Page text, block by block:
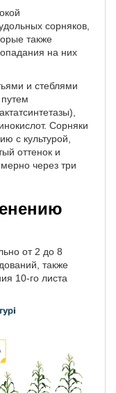
сорняков,
также
на них
и стеблями
Сорняки
с культурой,
оттенок и
через три
от 2 до 8
также
10-го листа